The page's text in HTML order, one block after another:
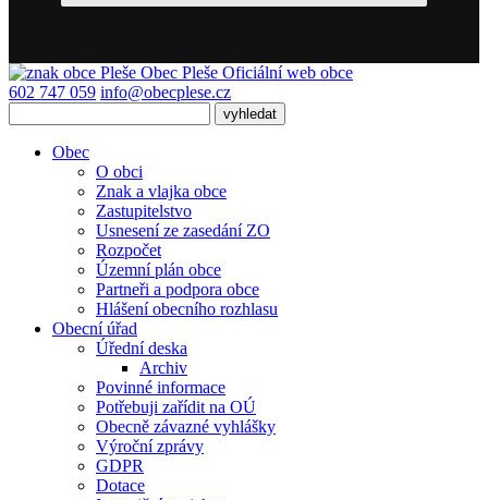
Obec Pleše Oficiální web obce
602 747 059 info@obecplese.cz
Obec
O obci
Znak a vlajka obce
Zastupitelstvo
Usnesení ze zasedání ZO
Rozpočet
Územní plán obce
Partneři a podpora obce
Hlášení obecního rozhlasu
Obecní úřad
Úřední deska
Archiv
Povinné informace
Potřebuji zařídit na OÚ
Obecně závazné vyhlášky
Výroční zprávy
GDPR
Dotace